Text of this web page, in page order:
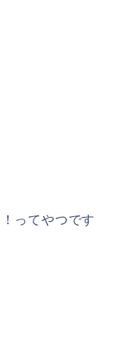
ってやつです